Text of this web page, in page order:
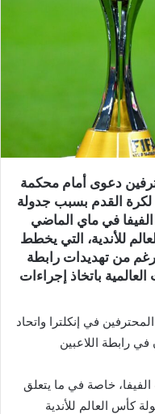
دعوى أمام محكمة
لكرة القدم بسبب جدولة
الفيفا في ماي الماضي
للأندية​، التي يخطط
على الرغم من تهديدات ​رابطة
باتخاذ إجراءات
في إنكلترا و​اتحاد
في رابطة اللاعبين
الفيفا، خاصة في ما يتعلق
كأس العالم للأندية